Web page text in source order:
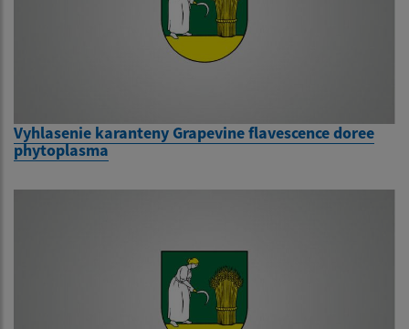
Vyhlasenie karanteny Grapevine flavescence doree
phytoplasma